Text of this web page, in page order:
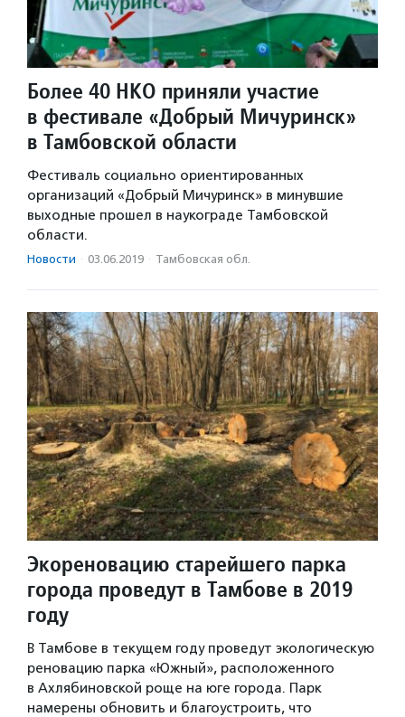
Более 40 НКО приняли участие
в фестивале «Добрый Мичуринск»
в Тамбовской области
Фестиваль социально ориентированных
организаций «Добрый Мичуринск» в минувшие
выходные прошел в наукограде Тамбовской
области.
Новости · 03.06.2019 · Тамбовская обл.
Экореновацию старейшего парка
города проведут в Тамбове в 2019
году
В Тамбове в текущем году проведут экологическую
реновацию парка «Южный», расположенного
в Ахлябиновской роще на юге города. Парк
намерены обновить и благоустроить, что